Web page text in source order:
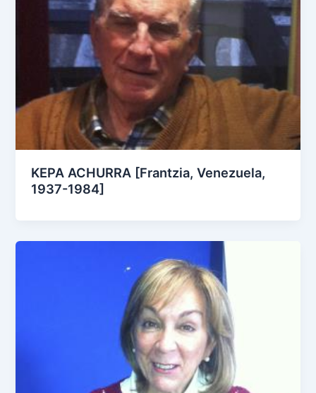
KEPA ACHURRA [Frantzia, Venezuela,
1937-1984]